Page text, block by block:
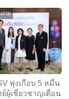
ะดับมาตรฐานการ
ลิตภัณฑ์สุขภาพ
ดมุมมองอนาคต
Marketing ที่ขับ
Trust Credibility
งาม
พุ่งเกือบ 5 หมื่น
ผู้เชี่ยวชาญเตือน